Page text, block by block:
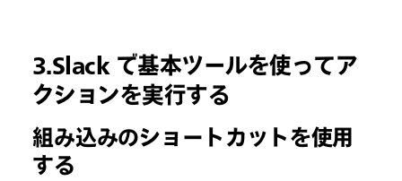
3.Slack で基本ツールを使ってア
クションを実行する
組み込みのショートカットを使用
する